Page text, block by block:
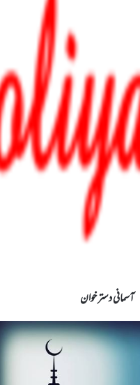
آسمانی دستر خوان